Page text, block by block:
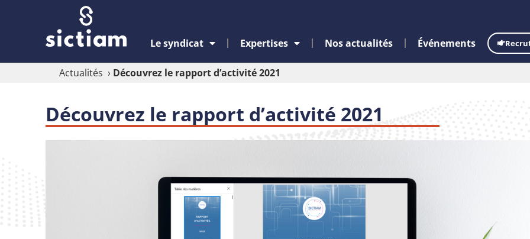
Le syndicat Expertises Nos actualités Événements
Actualités › Découvrez le rapport d’activité 2021
Découvrez le rapport d’activité 2021